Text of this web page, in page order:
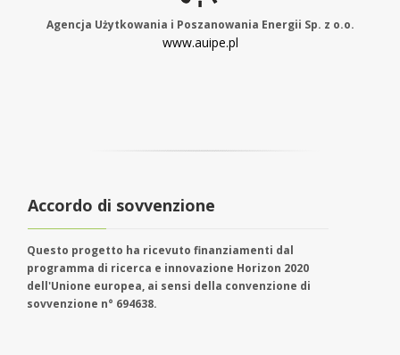
Agencja Użytkowania i Poszanowania Energii Sp. z o.o.
www.auipe.pl
Accordo di sovvenzione
Questo progetto ha ricevuto finanziamenti dal
programma di ricerca e innovazione Horizon 2020
dell'Unione europea, ai sensi della convenzione di
sovvenzione n° 694638.